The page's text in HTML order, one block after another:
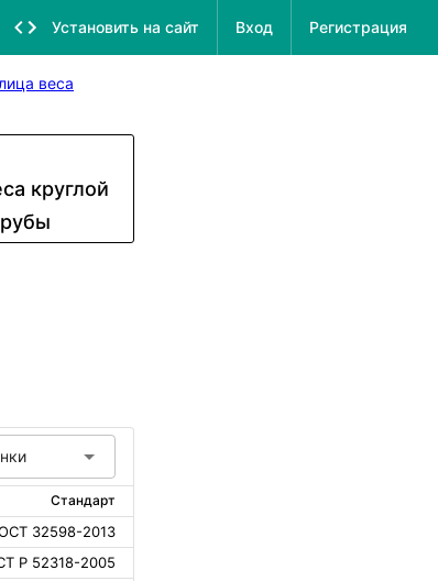
Установить на сайт Вход Регистрация
веса
круглой
Стандарт
32598-2013
Р 52318-2005